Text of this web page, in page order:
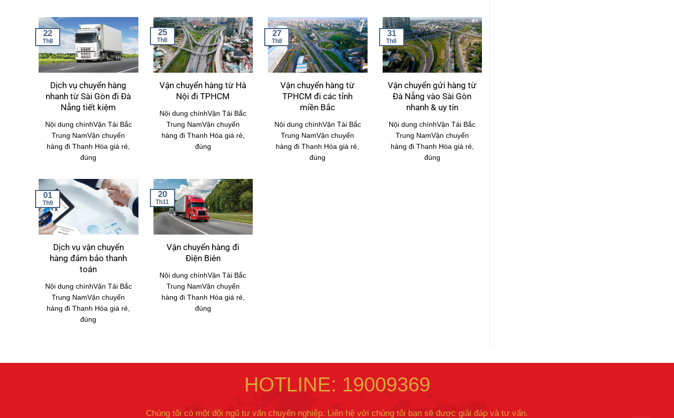
Dịch vụ chuyển hàng
nhanh từ Sài Gòn đi Đà
Nẵng tiết kiệm
Nội dung chínhVận Tải Bắc
Trung NamVận chuyển
hàng đi Thanh Hóa giá rẻ,
đúng
22
Th8
Vận chuyển hàng từ Hà
Nội đi TPHCM
Nội dung chínhVận Tải Bắc
Trung NamVận chuyển
hàng đi Thanh Hóa giá rẻ,
đúng
25
Th8
Vận chuyển hàng từ
TPHCM đi các tỉnh
miền Bắc
Nội dung chínhVận Tải Bắc
Trung NamVận chuyển
hàng đi Thanh Hóa giá rẻ,
đúng
27
Th8
Vận chuyển gửi hàng từ
Đà Nẵng vào Sài Gòn
nhanh & uy tín
Nội dung chínhVận Tải Bắc
Trung NamVận chuyển
hàng đi Thanh Hóa giá rẻ,
đúng
31
Th8
Dịch vụ vận chuyển
hàng đảm bảo thanh
toán
Nội dung chínhVận Tải Bắc
Trung NamVận chuyển
hàng đi Thanh Hóa giá rẻ,
đúng
01
Th9
Vận chuyển hàng đi
Điện Biên
Nội dung chínhVận Tải Bắc
Trung NamVận chuyển
hàng đi Thanh Hóa giá rẻ,
đúng
20
Th11
HOTLINE: 19009369
Chúng tôi có một đội ngũ tư vấn chuyên nghiệp. Liên hệ với chúng tôi bạn sẽ được giải đáp và tư vấn.